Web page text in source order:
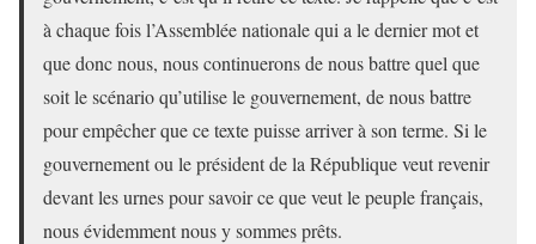
à chaque fois l’Assemblée nationale qui a le dernier mot et
que donc nous, nous continuerons de nous battre quel que
soit le scénario qu’utilise le gouvernement, de nous battre
pour empêcher que ce texte puisse arriver à son terme. Si le
gouvernement ou le président de la République veut revenir
devant les urnes pour savoir ce que veut le peuple français,
nous évidemment nous y sommes prêts.